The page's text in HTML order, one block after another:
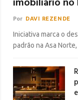
Por DAVI REZENDE
Iniciativa marca o
padrão na Asa